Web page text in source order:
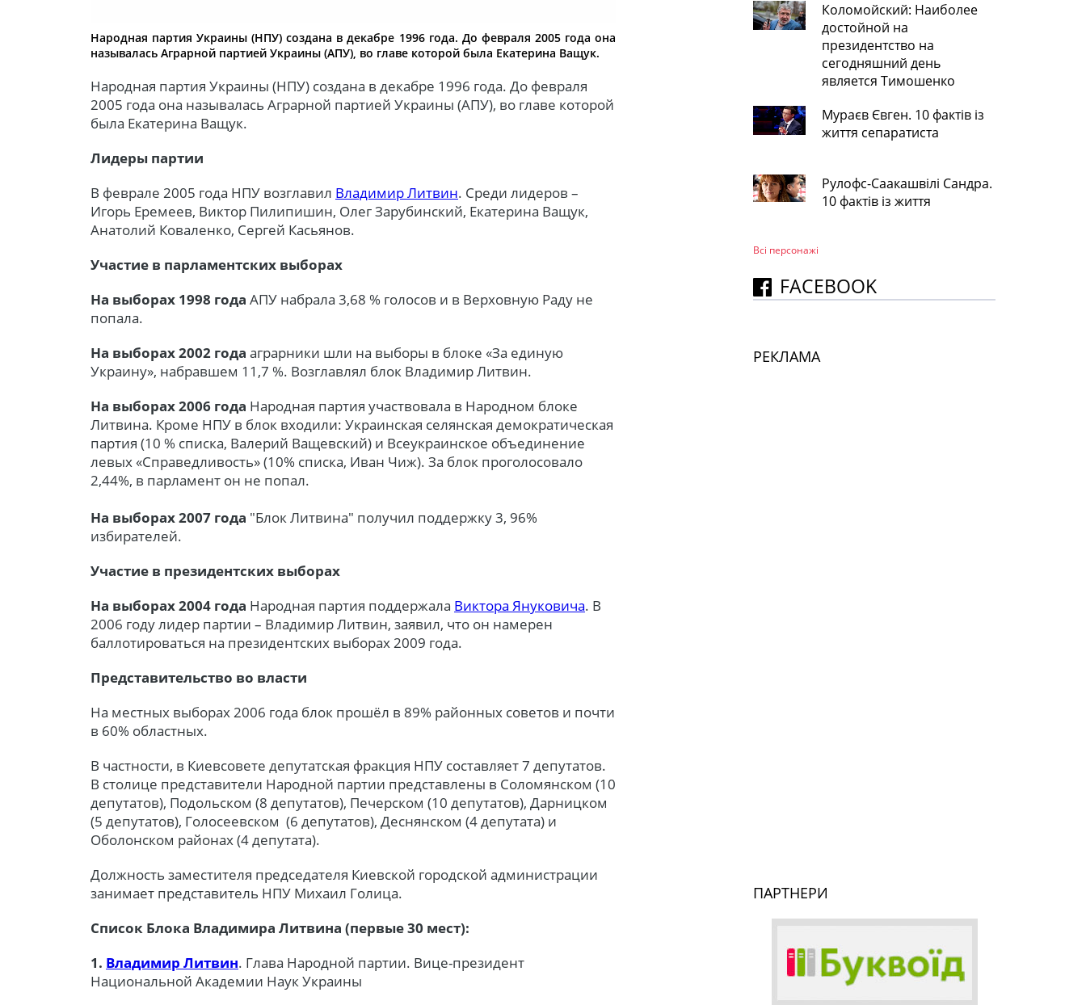
Народная партия Украины (НПУ) создана в декабре 1996 года. До февраля 2005 года она
называлась Аграрной партией Украины (АПУ), во главе которой была Екатерина Ващук.
Народная партия Украины (НПУ) создана в декабре 1996 года. До февраля
2005 года она называлась Аграрной партией Украины (АПУ), во главе которой
была Екатерина Ващук.
Лидеры партии
В феврале 2005 года НПУ возглавил Владимир Литвин. Среди лидеров –
Игорь Еремеев, Виктор Пилипишин, Олег Зарубинский, Екатерина Ващук,
Анатолий Коваленко, Сергей Касьянов.
Участие в парламентских выборах
На выборах 1998 года АПУ набрала 3,68 % голосов и в Верховную Раду не
попала.
На выборах 2002 года аграрники шли на выборы в блоке «За единую
Украину», набравшем 11,7 %. Возглавлял блок Владимир Литвин.
На выборах 2006 года Народная партия участвовала в Народном блоке
Литвина. Кроме НПУ в блок входили: Украинская селянская демократическая
партия (10 % списка, Валерий Ващевский) и Всеукраинское объединение
левых «Справедливость» (10% списка, Иван Чиж). За блок проголосовало
2,44%, в парламент он не попал.
На выборах 2007 года "Блок Литвина" получил поддержку 3, 96%
избирателей.
Участие в президентских выборах
На выборах 2004 года Народная партия поддержала Виктора Януковича. В
2006 году лидер партии – Владимир Литвин, заявил, что он намерен
баллотироваться на президентских выборах 2009 года.
Представительство во власти
На местных выборах 2006 года блок прошёл в 89% районных советов и почти
в 60% областных.
В частности, в Киевсовете депутатская фракция НПУ составляет 7 депутатов.
В столице представители Народной партии представлены в Соломянском (10
депутатов), Подольском (8 депутатов), Печерском (10 депутатов), Дарницком
(5 депутатов), Голосеевском (6 депутатов), Деснянском (4 депутата) и
Оболонском районах (4 депутата).
Должность заместителя председателя Киевской городской администрации
занимает представитель НПУ Михаил Голица.
Список Блока Владимира Литвина (первые 30 мест):
1. Владимир Литвин. Глава Народной партии. Вице-президент
Национальной Академии Наук Украины
Коломойский: Наиболее
достойной на
президентство на
сегодняшний день
является Тимошенко
Мураєв Євген. 10 фактів із
життя сепаратиста
Рулофс-Саакашвілі Сандра.
10 фактів із життя
Всі персонажi
FACEBOOK
РЕКЛАМА
ПАРТНЕРИ